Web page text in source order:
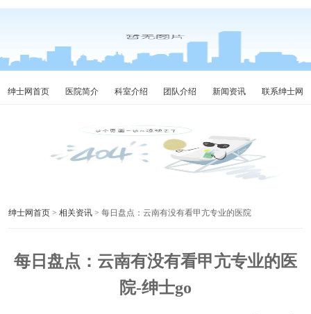
绅士网首页 医院简介 科室介绍 团队介绍 新闻资讯 联系绅士网
绅士网首页 > 相关资讯 > 每日盘点：云南有没有看甲亢专业的医院
每日盘点：云南有没有看甲亢专业的医
院-绅士go